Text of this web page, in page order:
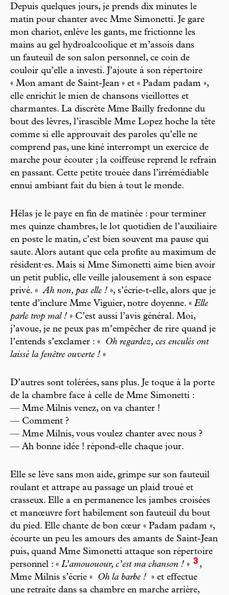
Depuis quelques jours, je prends dix minutes le
matin pour chanter avec Mme Simonetti. Je gare
mon chariot, enlève les gants, me frictionne les
mains au gel hydroalcoolique et m’assois dans
un fauteuil de son salon personnel, ce coin de
couloir qu’elle a investi. J’ajoute à son répertoire
« Mon amant de Saint-Jean » et « Padam padam »,
elle enrichit le mien de chansons vieillottes et
charmantes. La discrète Mme Bailly fredonne du
bout des lèvres, l’irascible Mme Lopez hoche la tête
comme si elle approuvait des paroles qu’elle ne
comprend pas, une kiné interrompt un exercice de
marche pour écouter ; la coiffeuse reprend le refrain
en passant. Cette petite trouée dans l’irrémédiable
ennui ambiant fait du bien à tout le monde.
Hélas je le paye en fin de matinée : pour terminer
mes quinze chambres, le lot quotidien de l’auxiliaire
en poste le matin, c’est bien souvent ma pause qui
saute. Alors autant que cela profite au maximum de
résident·es. Mais si Mme Simonetti aime bien avoir
un petit public, elle veille jalousement à son espace
privé. « Ah non, pas elle ! », s’écrie-t-elle, alors que je
tente d’inclure Mme Viguier, notre doyenne. « Elle
parle trop mal ! » C’est aussi l’avis général. Moi,
j’avoue, je ne peux pas m’empêcher de rire quand je
l’entends s’exclamer : «
Oh regardez, ces enculés ont
laissé la fenêtre ouverte ! »
D’autres sont tolérées, sans plus. Je toque à la porte
de la chambre face à celle de Mme Simonetti :
— Mme Milnis venez, on va chanter !
— Comment ?
— Mme Milnis, vous voulez chanter avec nous ?
— Ah bonne idée ! répond-elle chaque jour.
Elle se lève sans mon aide, grimpe sur son fauteuil
roulant et attrape au passage un plaid troué et
crasseux. Elle a en permanence les jambes croisées
et manœuvre fort habilement son fauteuil du bout
du pied. Elle chante de bon cœur « Padam padam »,
écourte un peu les amours des amants de Saint-Jean
puis, quand Mme Simonetti attaque son répertoire
personnel : « L’amououour, c’est ma chanson ! » 3 ,
Mme Milnis s’écrie «
Oh la barbe ! » et effectue
une retraite dans sa chambre en marche arrière,